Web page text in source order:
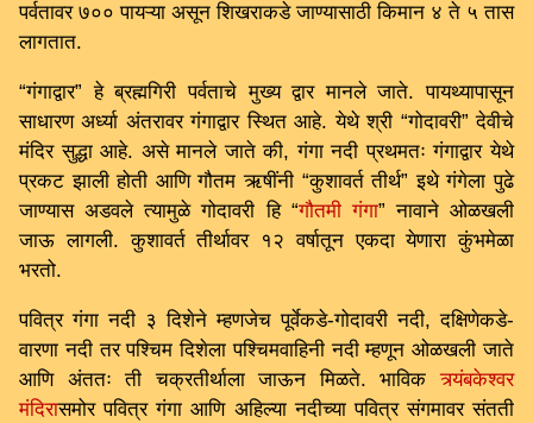
पर्वतावर ७०० पायऱ्या असून शिखराकडे जाण्यासाठी किमान ४ ते ५ तास
लागतात.
“गंगाद्वार” हे ब्रह्मगिरी पर्वताचे मुख्य द्वार मानले जाते. पायथ्यापासून
साधारण अर्ध्या अंतरावर गंगाद्वार स्थित आहे. येथे श्री “गोदावरी” देवीचे
मंदिर सुद्धा आहे. असे मानले जाते की, गंगा नदी प्रथमतः गंगाद्वार येथे
प्रकट झाली होती आणि गौतम ऋषींनी “कुशावर्त तीर्थ” इथे गंगेला पुढे
जाण्यास अडवले त्यामुळे गोदावरी हि “गौतमी गंगा” नावाने ओळखली
जाऊ लागली. कुशावर्त तीर्थावर १२ वर्षातून एकदा येणारा कुंभमेळा
भरतो.
पवित्र गंगा नदी ३ दिशेने म्हणजेच पूर्वेकडे-गोदावरी नदी, दक्षिणेकडे-
वारणा नदी तर पश्चिम दिशेला पश्चिमवाहिनी नदी म्हणून ओळखली जाते
आणि अंततः ती चक्रतीर्थाला जाऊन मिळते. भाविकत्र्यंबकेश्वर
मंदिरासमोर पवित्र गंगा आणि अहिल्या नदीच्या पवित्र संगमावर संतती